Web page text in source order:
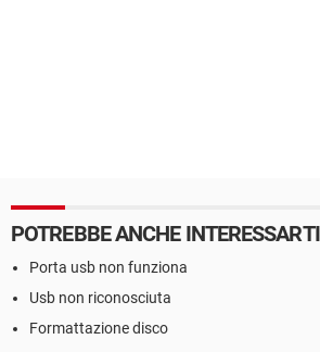
POTREBBE ANCHE INTERESSARTI
Porta usb non funziona
Usb non riconosciuta
Formattazione disco